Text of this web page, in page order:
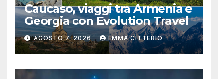
Caucaso, viaggi tra Armenia e
Georgia con Evolution Travel
AGOSTO 7, 2026 EMMA CITTERIO